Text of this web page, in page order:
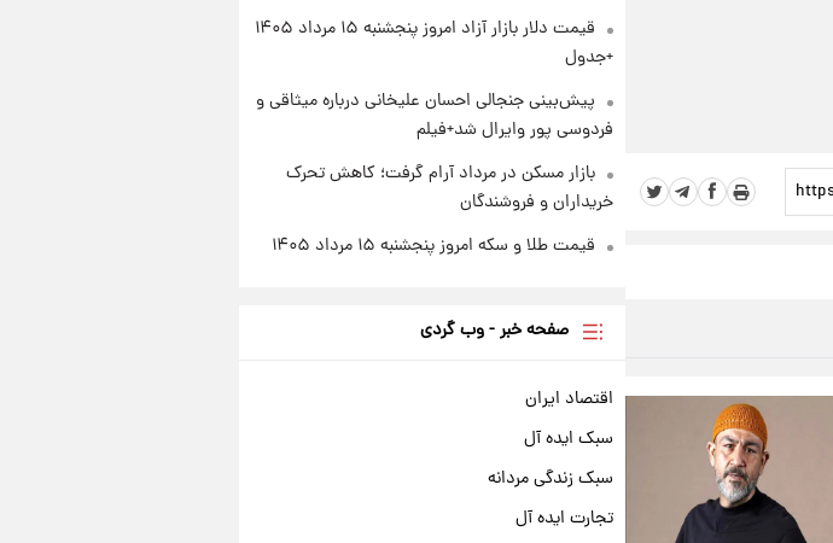
قیمت دلار بازار آزاد امروز پنجشنبه ۱۵ مرداد ۱۴۰۵
+جدول
پیش‌بینی جنجالی احسان علیخانی درباره میثاقی و
فردوسی پور وایرال شد+فیلم
بازار مسکن در مرداد آرام گرفت؛ کاهش تحرک
خریداران و فروشندگان
قیمت طلا و سکه امروز پنجشنبه ۱۵ مرداد ۱۴۰۵
صفحه خبر - وب گردی
اقتصاد ایران
سبک ایده آل
سبک زندگی مردانه
تجارت ایده آل